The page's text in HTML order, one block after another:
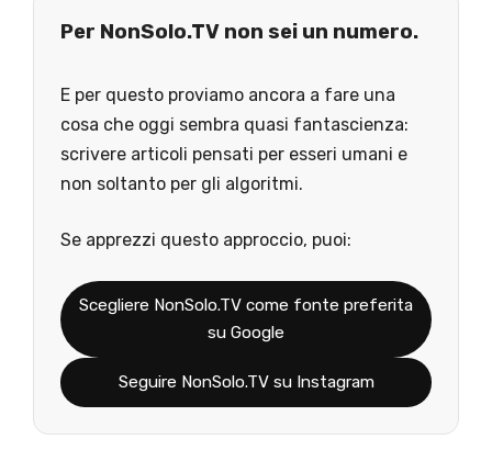
Per NonSolo.TV non sei un numero.
E per questo proviamo ancora a fare una
cosa che oggi sembra quasi fantascienza:
scrivere articoli pensati per esseri umani e
non soltanto per gli algoritmi.
Se apprezzi questo approccio, puoi:
Scegliere NonSolo.TV come fonte preferita
su Google
Seguire NonSolo.TV su Instagram